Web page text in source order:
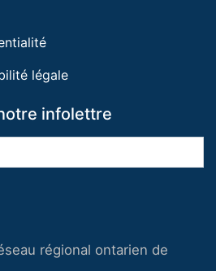
légale
infolettre
régional ontarien de